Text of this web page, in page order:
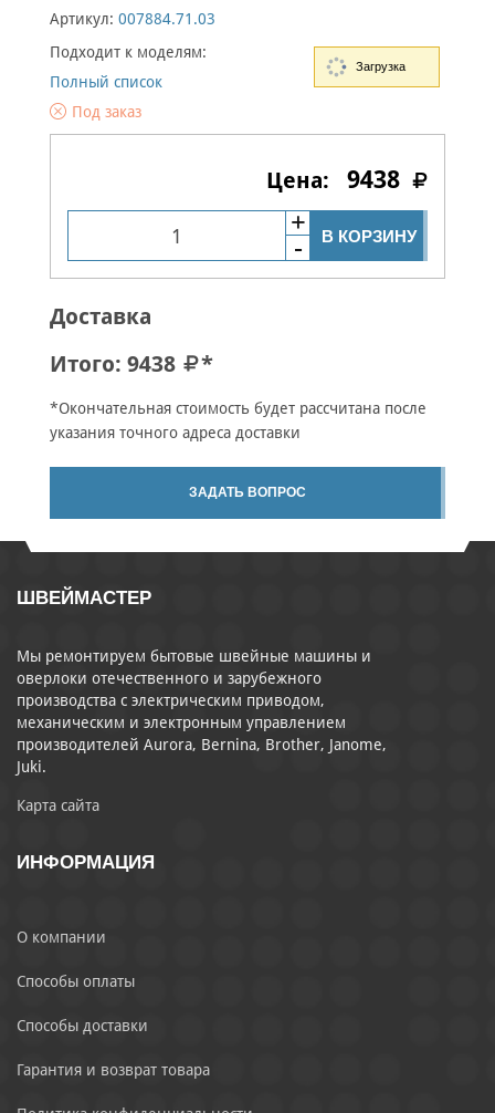
Артикул: 007884.71.03
Подходит к моделям:
Полный список
Под заказ
9438
В КОРЗИНУ
Доставка
Итого: 9438 *
*Окончательная стоимость будет рассчитана после
указания точного адреса доставки
ЗАДАТЬ ВОПРОС
ШВЕЙМАСТЕР
Мы ремонтируем бытовые швейные машины и
оверлоки отечественного и зарубежного
производства с электрическим приводом,
механическим и электронным управлением
производителей Aurora, Bernina, Brother, Janome,
Juki.
Карта сайта
ИНФОРМАЦИЯ
О компании
Способы оплаты
Способы доставки
Гарантия и возврат товара
Загрузка